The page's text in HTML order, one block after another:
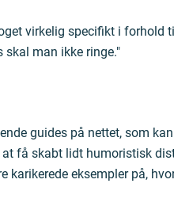
virkelig specifikt i forhold
skal man ikke ringe."
guides på nettet, som
få skabt lidt humoristisk
karikerede eksempler på,